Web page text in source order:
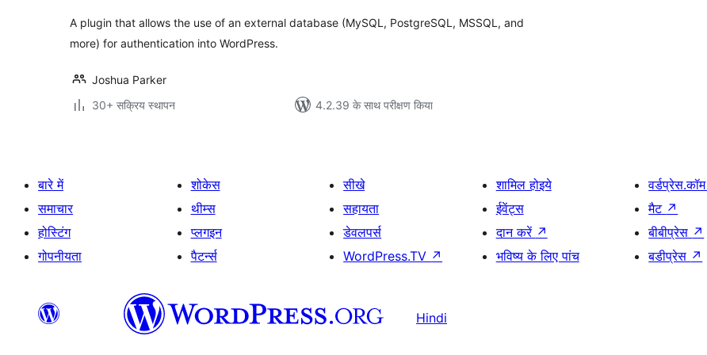
A plugin that allows the use of an external database (MySQL, PostgreSQL, MSSQL, and
more) for authentication into WordPress.
Joshua Parker
30+ सक्रिय स्थापन
4.2.39 के साथ परीक्षण किया
बारे में
समाचार
होस्टिंग
गोपनीयता
शोकेस
थीम्स
प्लगइन
पैटर्न्स
सीखे
सहायता
डेवलपर्स
WordPress.TV ↗
शामिल होइये
ईवेंट्स
दान करें ↗
भविष्य के लिए पांच
वर्डप्रेस.कॉम
मैट ↗
बीबीप्रेस ↗
बडीप्रेस ↗
Hindi